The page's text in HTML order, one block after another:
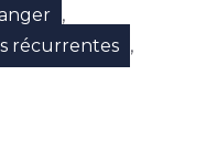
,
récurrentes ,